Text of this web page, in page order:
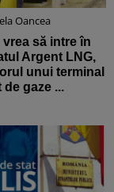
Oancea
vrea să intre în
Argent LNG,
unui terminal
gaze ...